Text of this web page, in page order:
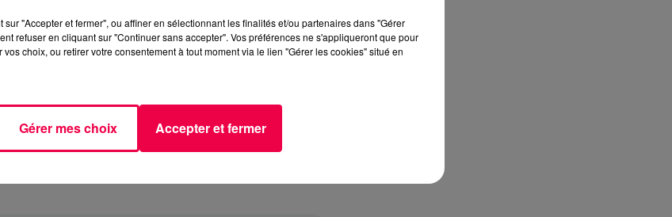
"Accepter et fermer", ou affiner en sélectionnant les finalités et/ou partenaires dans "Gérer
refuser en cliquant sur "Continuer sans accepter". Vos préférences ne s'appliqueront que pour
vos choix, ou retirer votre consentement à tout moment via le lien "Gérer les cookies" situé en
Gérer mes choix Accepter et fermer